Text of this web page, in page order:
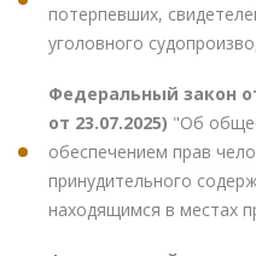
потерпевших,
уголовного
Федеральный закон
от 23.07.2025) "Об
обеспечением прав
принудительного
находящимся в местах